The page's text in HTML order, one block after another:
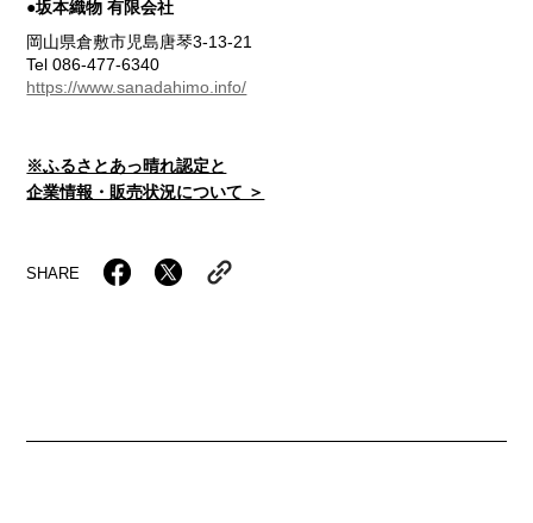
●坂本織物 有限会社
岡山県倉敷市児島唐琴3-13-21
Tel 086-477-6340
https://www.sanadahimo.info/
※ふるさとあっ晴れ認定と
企業情報・販売状況について ＞
SHARE